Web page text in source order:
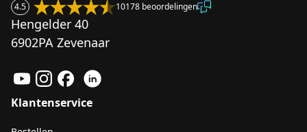
4.5 10178 beoordelingen
Hengelder 40
6902PA Zevenaar
Klantenservice